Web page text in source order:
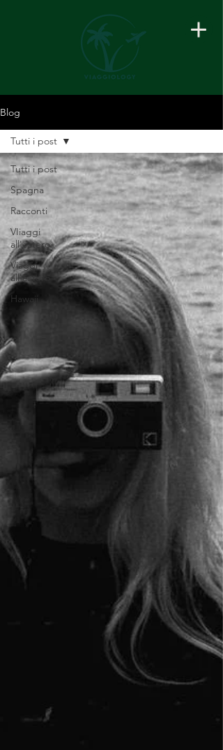
Blog
Tutti i post
Spagna
Racconti
VIiaggi
all'estero
Viaggi
all'estero
Hawaii
Tutti i post